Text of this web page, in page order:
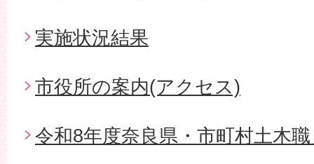
実施状況結果
市役所の案内(アクセス)
令和8年度奈良県・市町村土木